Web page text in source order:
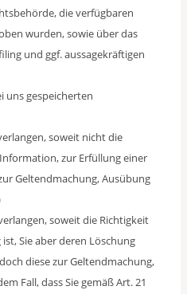
die verfügbaren
wurden, sowie über das
und ggf. aussagekräftigen
uns gespeicherten
soweit nicht die
zur Erfüllung einer
Geltendmachung, Ausübung
soweit die Richtigkeit
Sie aber deren Löschung
diese zur Geltendmachung,
Fall, dass Sie gemäß Art. 21